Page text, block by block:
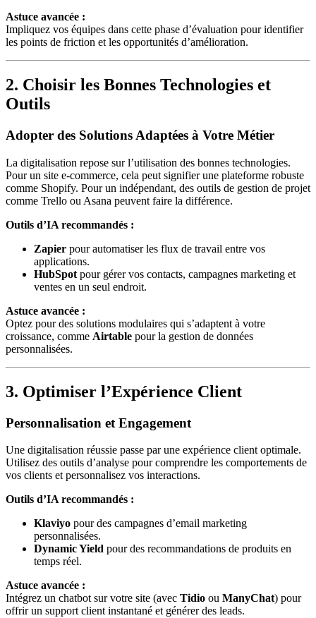
Astuce avancée :
Impliquez vos équipes dans cette phase d’évaluation pour identifier
les points de friction et les opportunités d’amélioration.
2. Choisir les Bonnes Technologies et
Outils
Adopter des Solutions Adaptées à Votre Métier
La digitalisation repose sur l’utilisation des bonnes technologies.
Pour un site e-commerce, cela peut signifier une plateforme robuste
comme Shopify. Pour un indépendant, des outils de gestion de projet
comme Trello ou Asana peuvent faire la différence.
Outils d’IA recommandés :
Zapier pour automatiser les flux de travail entre vos
applications.
HubSpot pour gérer vos contacts, campagnes marketing et
ventes en un seul endroit.
Astuce avancée :
Optez pour des solutions modulaires qui s’adaptent à votre
croissance, comme Airtable pour la gestion de données
personnalisées.
3. Optimiser l’Expérience Client
Personnalisation et Engagement
Une digitalisation réussie passe par une expérience client optimale.
Utilisez des outils d’analyse pour comprendre les comportements de
vos clients et personnalisez vos interactions.
Outils d’IA recommandés :
Klaviyo pour des campagnes d’email marketing
personnalisées.
Dynamic Yield pour des recommandations de produits en
temps réel.
Astuce avancée :
Intégrez un chatbot sur votre site (avec Tidio ou ManyChat) pour
offrir un support client instantané et générer des leads.